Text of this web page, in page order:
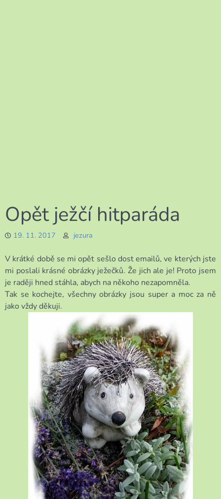
Opět ježčí hitparáda
19. 11. 2017 jezura
V krátké době se mi opět sešlo dost emailů, ve kterých jste
mi poslali krásné obrázky ježečků. Že jich ale je! Proto jsem
je raději hned stáhla, abych na někoho nezapomněla.
Tak se kochejte, všechny obrázky jsou super a moc za ně
jako vždy děkuji.